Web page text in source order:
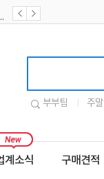
부부팀 주말
계소식 구매견적